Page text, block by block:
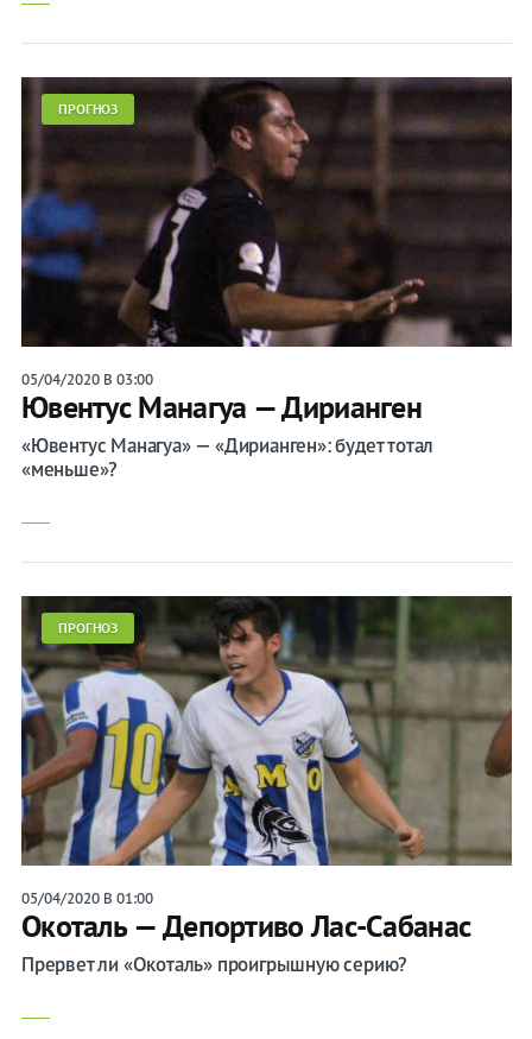
ПРОГНОЗ
05/04/2020 В 03:00
Ювентус Манагуа — Дирианген
«Ювентус Манагуа» — «Дирианген»: будет тотал
«меньше»?
ПРОГНОЗ
05/04/2020 В 01:00
Окоталь — Депортиво Лас-Сабанас
Прервет ли «Окоталь» проигрышную серию?